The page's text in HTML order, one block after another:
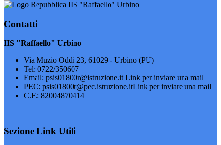
IIS "Raffaello" Urbino
Contatti
IIS "Raffaello" Urbino
Via Muzio Oddi 23, 61029 - Urbino (PU)
Tel: 0722/350607
Email: psis01800r@istruzione.it Link per inviare una mail
PEC: psis01800r@pec.istruzione.itLink per inviare una mail
C.F.: 82004870414
Sezione Link Utili